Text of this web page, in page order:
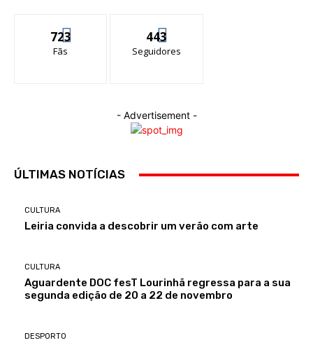
723
Fãs
443
Seguidores
- Advertisement -
ÚLTIMAS NOTÍCIAS
CULTURA
Leiria convida a descobrir um verão com arte
CULTURA
Aguardente DOC fesT Lourinhã regressa para a sua
segunda edição de 20 a 22 de novembro
DESPORTO